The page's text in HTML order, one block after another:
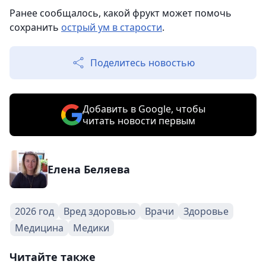
Ранее сообщалось, какой фрукт может помочь
сохранить острый ум в старости.
Поделитесь новостью
Добавить в Google, чтобы
читать новости первым
Елена Беляева
2026 год Вред здоровью Врачи
Здоровье
Медицина
Медики
Читайте также